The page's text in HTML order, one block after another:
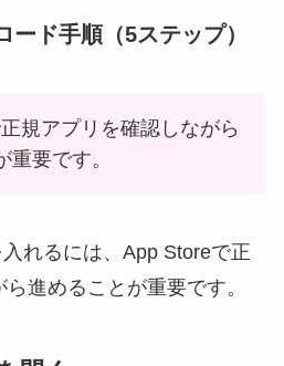
ド手順（5ステップ）
規アプリを確認しながら
重要です。
れるには、App Storeで正
進めることが重要です。